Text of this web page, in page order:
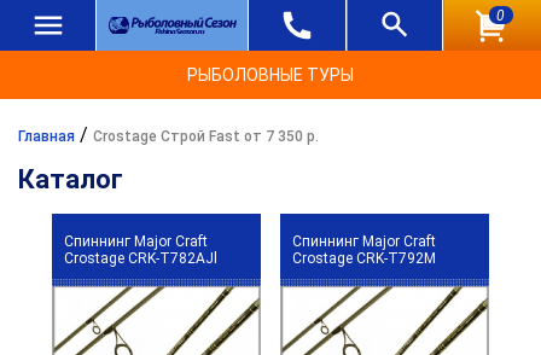
0
РЫБОЛОВНЫЕ ТУРЫ
Главная / Crostage Строй Fast от 7 350 р.
Каталог
Спиннинг Major Craft
Crostage CRK-T782AJl
Спиннинг Major Craft
Crostage CRK-T792M